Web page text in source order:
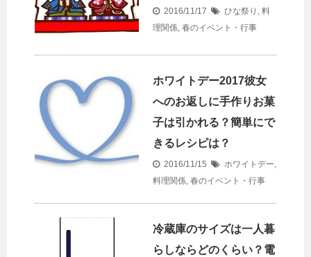
2016/11/17 ひな祭り
料
理関係 春のイベント・行事
ホワイトデー2017彼女
へのお返しに手作りお菓
子は引かれる？簡単にで
きるレシピは？
2016/11/15 ホワイトデー
料理関係 春のイベント・行事
冷蔵庫のサイズは一人暮
らしならどのくらい？電